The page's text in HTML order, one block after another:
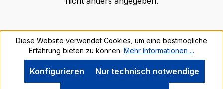
Diese Website verwendet Cookies, um eine bestmögliche
Erfahrung bieten zu können. Mehr Informationen ...
Nur technisch notwendige
Konfigurieren